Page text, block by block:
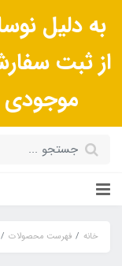
به دلیل
از ثبت
خانه فهرست محصولات